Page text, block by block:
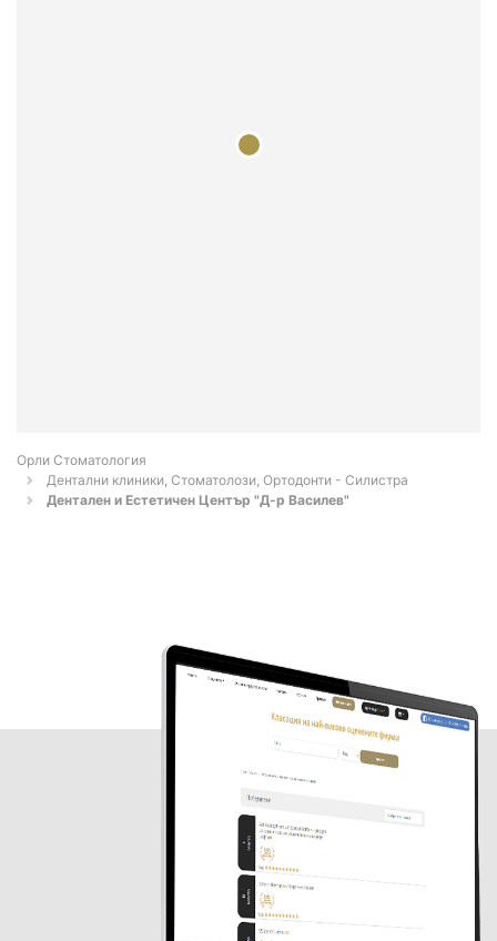
Орли Стоматология
Дентални клиники, Стоматолози, Ортодонти - Силистра
Дентален и Естетичен Център "Д-р Василев"